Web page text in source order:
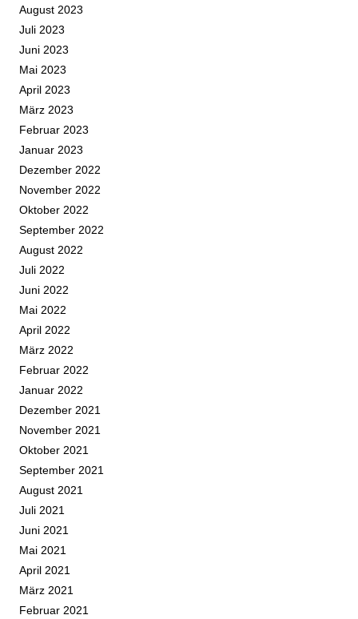
August 2023
Juli 2023
Juni 2023
Mai 2023
April 2023
März 2023
Februar 2023
Januar 2023
Dezember 2022
November 2022
Oktober 2022
September 2022
August 2022
Juli 2022
Juni 2022
Mai 2022
April 2022
März 2022
Februar 2022
Januar 2022
Dezember 2021
November 2021
Oktober 2021
September 2021
August 2021
Juli 2021
Juni 2021
Mai 2021
April 2021
März 2021
Februar 2021